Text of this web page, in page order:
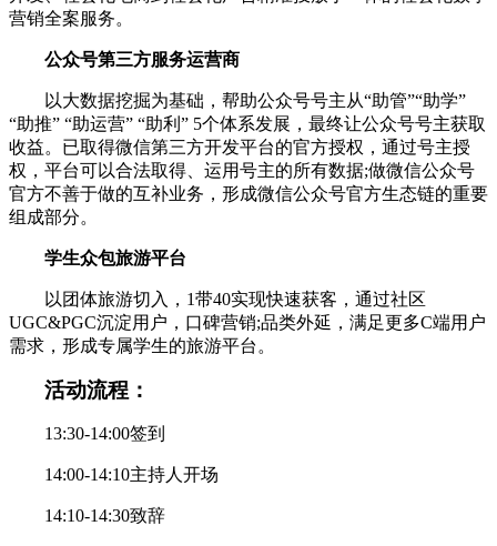
营销全案服务。
公众号第三方服务运营商
以大数据挖掘为基础，帮助公众号号主从“助管”“助学”
“助推” “助运营” “助利” 5个体系发展，最终让公众号号主获取
收益。已取得微信第三方开发平台的官方授权，通过号主授
权，平台可以合法取得、运用号主的所有数据;做微信公众号
官方不善于做的互补业务，形成微信公众号官方生态链的重要
组成部分。
学生众包旅游平台
以团体旅游切入，1带40实现快速获客，通过社区
UGC&PGC沉淀用户，口碑营销;品类外延，满足更多C端用户
需求，形成专属学生的旅游平台。
活动流程：
13:30-14:00签到
14:00-14:10主持人开场
14:10-14:30致辞